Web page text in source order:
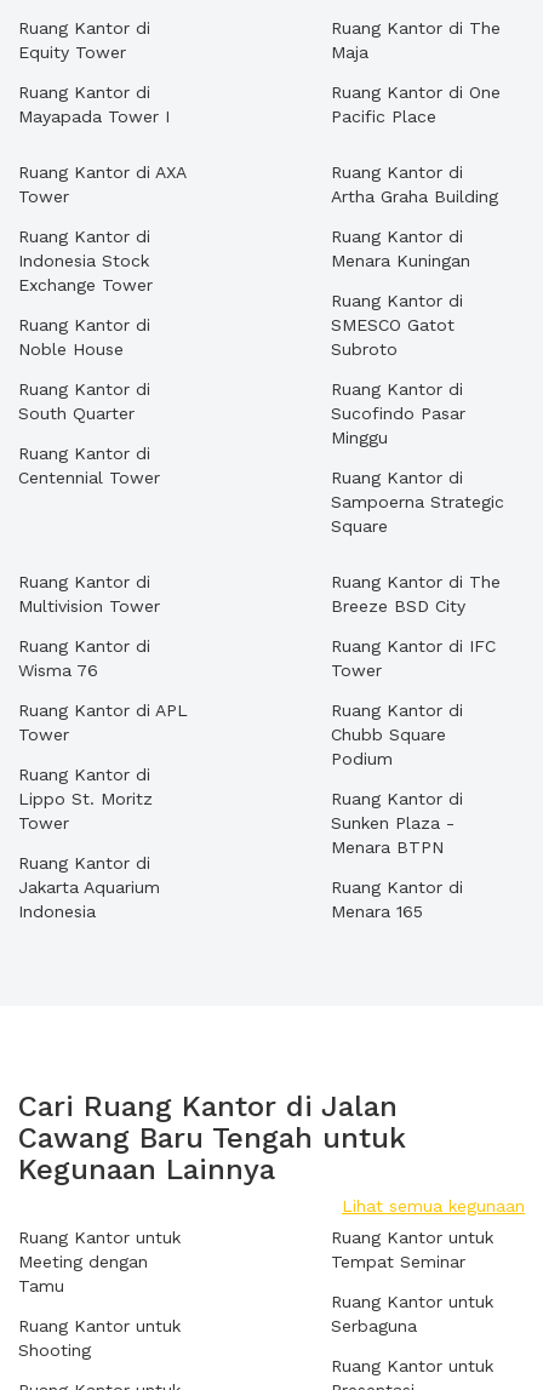
Ruang Kantor di
Equity Tower
Ruang Kantor di
Mayapada Tower I
Ruang Kantor di The
Maja
Ruang Kantor di One
Pacific Place
Ruang Kantor di AXA
Tower
Ruang Kantor di
Indonesia Stock
Exchange Tower
Ruang Kantor di
Noble House
Ruang Kantor di
South Quarter
Ruang Kantor di
Centennial Tower
Ruang Kantor di
Artha Graha Building
Ruang Kantor di
Menara Kuningan
Ruang Kantor di
SMESCO Gatot
Subroto
Ruang Kantor di
Sucofindo Pasar
Minggu
Ruang Kantor di
Sampoerna Strategic
Square
Ruang Kantor di
Multivision Tower
Ruang Kantor di
Wisma 76
Ruang Kantor di APL
Tower
Ruang Kantor di
Lippo St. Moritz
Tower
Ruang Kantor di
Jakarta Aquarium
Indonesia
Ruang Kantor di The
Breeze BSD City
Ruang Kantor di IFC
Tower
Ruang Kantor di
Chubb Square
Podium
Ruang Kantor di
Sunken Plaza -
Menara BTPN
Ruang Kantor di
Menara 165
Cari Ruang Kantor di Jalan
Cawang Baru Tengah untuk
Kegunaan Lainnya
Lihat semua kegunaan
Ruang Kantor untuk
Meeting dengan
Tamu
Ruang Kantor untuk
Shooting
Ruang Kantor untuk
Tempat Seminar
Ruang Kantor untuk
Serbaguna
Ruang Kantor untuk